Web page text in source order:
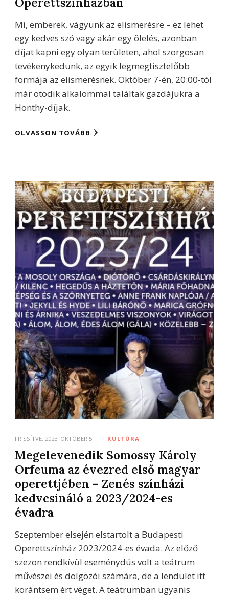
Mi, emberek, vágyunk az elismerésre – ez lehet
egy kedves szó vagy akár egy ölelés, azonban
díjat kapni egy olyan területen, ahol szorgosan
tevékenykedünk, az egyik legmegtisztelőbb
formája az elismerésnek. Október 7-én, 20:00-tól
már ötödik alkalommal találtak gazdájukra a
Honthy-díjak.
OLVASSON TOVÁBB
FRISSÍTVE: 2023. OKTÓBER 5. KULTÚRA
Megelevenedik Somossy Károly
Orfeuma az évezred első magyar
operettjében – Zenés színházi
kedvcsináló a 2023/2024-es
évadra
Szeptember elsején elstartolt a Budapesti
Operettszínház 2023/2024-es évada. Az előző
szezon rendkívül eseménydús volt a teátrum
művészei és dolgozói számára, de a lendület itt
korántsem ért véget. A teátrumban ugyanis